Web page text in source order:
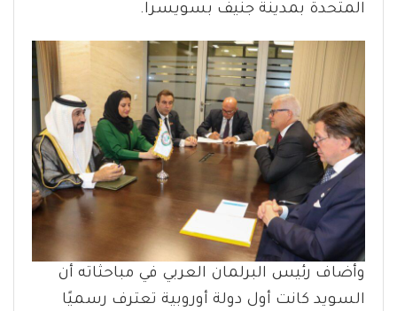
المتحدة بمدينة جنيف بسويسرا.
وأضاف رئيس البرلمان العربي في مباحثاته أن
السويد كانت أول دولة أوروبية تعترف رسميًا